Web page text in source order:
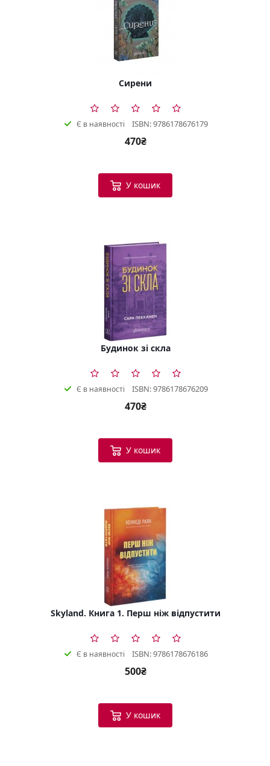
Сирени
Є в наявності ISBN: 9786178676179
470₴
У кошик
Будинок зі скла
Є в наявності ISBN: 9786178676209
470₴
У кошик
Skyland. Книга 1. Перш ніж відпустити
Є в наявності ISBN: 9786178676186
500₴
У кошик